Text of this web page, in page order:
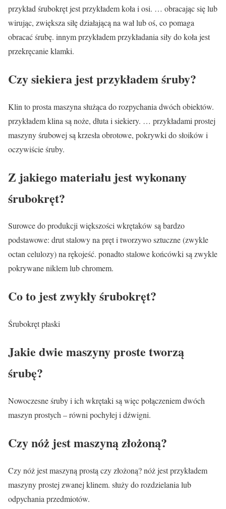
przykład śrubokręt jest przykładem koła i osi. … obracając się lub
wirując, zwiększa siłę działającą na wał lub oś, co pomaga
obracać śrubę. innym przykładem przykładania siły do koła jest
przekręcanie klamki.
Czy siekiera jest przykładem śruby?
Klin to prosta maszyna służąca do rozpychania dwóch obiektów.
przykładem klina są noże, dłuta i siekiery. … przykładami prostej
maszyny śrubowej są krzesła obrotowe, pokrywki do słoików i
oczywiście śruby.
Z jakiego materiału jest wykonany
śrubokręt?
Surowce do produkcji większości wkrętaków są bardzo
podstawowe: drut stalowy na pręt i tworzywo sztuczne (zwykle
octan celulozy) na rękojeść. ponadto stalowe końcówki są zwykle
pokrywane niklem lub chromem.
Co to jest zwykły śrubokręt?
Śrubokręt płaski
Jakie dwie maszyny proste tworzą
śrubę?
Nowoczesne śruby i ich wkrętaki są więc połączeniem dwóch
maszyn prostych – równi pochyłej i dźwigni.
Czy nóż jest maszyną złożoną?
Czy nóż jest maszyną prostą czy złożoną? nóż jest przykładem
maszyny prostej zwanej klinem. służy do rozdzielania lub
odpychania przedmiotów.